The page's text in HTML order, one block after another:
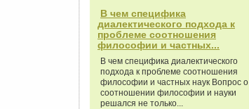
В чем специфика
диалектического подхода к
проблеме соотношения
философии и частных...
В чем специфика диалектического
подхода к проблеме соотношения
философии и частных наук Вопрос о
соотношении философии и науки
решался не только...